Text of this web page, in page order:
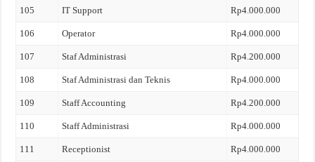
105 IT Support Rp4.000.000
106 Operator Rp4.000.000
107 Staf Administrasi Rp4.200.000
108 Staf Administrasi dan Teknis Rp4.000.000
109 Staff Accounting Rp4.200.000
110 Staff Administrasi Rp4.000.000
111 Receptionist Rp4.000.000